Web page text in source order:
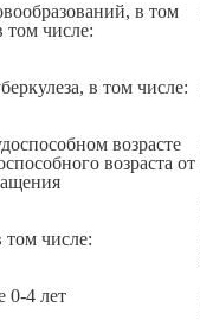
в том
том числе:
в том числе:
возрасте
возраста от
том числе:
0-4 лет